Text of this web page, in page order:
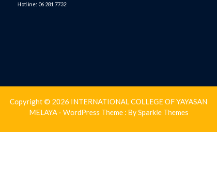
Hotline: 06 281 7732
Copyright © 2026 INTERNATIONAL COLLEGE OF YAYASAN
MELAYA - WordPress Theme : BySparkle Themes